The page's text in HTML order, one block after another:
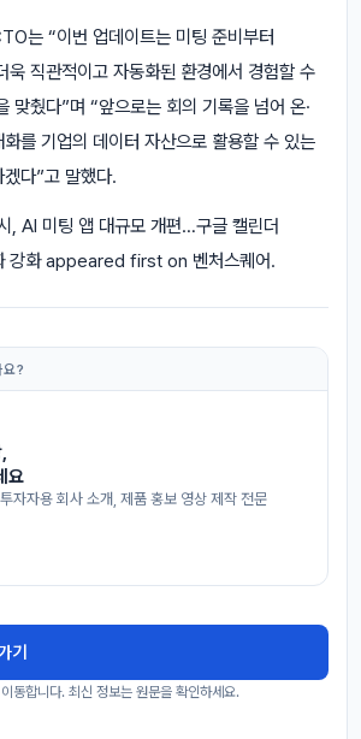
는 “이번 업데이트는 미팅 준비부터
욱 직관적이고 자동화된 환경에서 경험할 수
맞췄다”며 “앞으로는 회의 기록을 넘어 온·
를 기업의 데이터 자산으로 활용할 수 있는
다”고 말했다.
AI 미팅 앱 대규모 개편…구글 캘린더
강화 appeared first on 벤처스퀘어.
요?
요
자자용 회사 소개, 제품 홍보 영상 제작 전문
기
동합니다. 최신 정보는 원문을 확인하세요.